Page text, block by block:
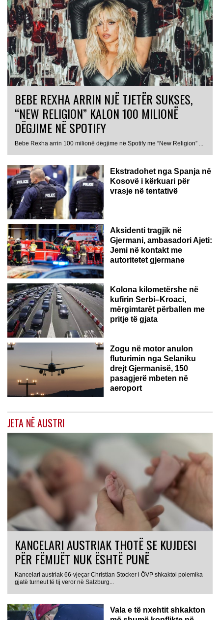
BEBE REXHA ARRIN NJË TJETËR SUKSES,
“NEW RELIGION” KALON 100 MILIONË
DËGJIME NË SPOTIFY
Bebe Rexha arrin 100 milionë dëgjime në Spotify me “New Religion” ...
Ekstradohet nga Spanja në
Kosovë i kërkuari për
vrasje në tentativë
GJERMANI
Aksidenti tragjik në
Gjermani, ambasadori Ajeti:
Jemi në kontakt me
autoritetet gjermane
Kolona kilometërshe në
kufirin Serbi–Kroaci,
mërgimtarët përballen me
pritje të gjata
Zogu në motor anulon
fluturimin nga Selaniku
drejt Gjermanisë, 150
pasagjerë mbeten në
aeroport
JETA NË AUSTRI
KANCELARI AUSTRIAK THOTË SE KUJDESI
PËR FËMIJËT NUK ËSHTË PUNË
Kancelari austriak 66-vjeçar Christian Stocker i ÖVP shkaktoi polemika
gjatë turneut të tij veror në Salzburg...
Vala e të nxehtit shkakton